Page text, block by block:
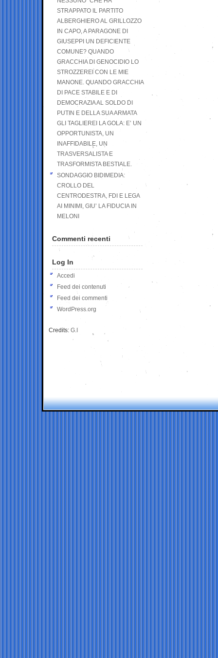
STRAPPATO IL PARTITO
ALBERGHIERO AL GRILLOZZO
IN CAPO, A PARAGONE DI
GIUSEPPI UN DEFICIENTE
COMUNE? QUANDO
GRACCHIA DI GENOCIDIO LO
STROZZEREI CON LE MIE
MANONE. QUANDO GRACCHIA
DI PACE STABILE E DI
DEMOCRAZIA AL SOLDO DI
PUTIN E DELLA SUA ARMATA
GLI TAGLIEREI LA GOLA: E’ UN
OPPORTUNISTA, UN
INAFFIDABILE, UN
TRASVERSALISTA E
TRASFORMISTA BESTIALE.
SONDAGGIO BIDIMEDIA:
CROLLO DEL
CENTRODESTRA, FDI E LEGA
AI MINIMI, GIU’ LA FIDUCIA IN
MELONI
Commenti recenti
Log In
Accedi
Feed dei contenuti
Feed dei commenti
WordPress.org
Credits: G.I